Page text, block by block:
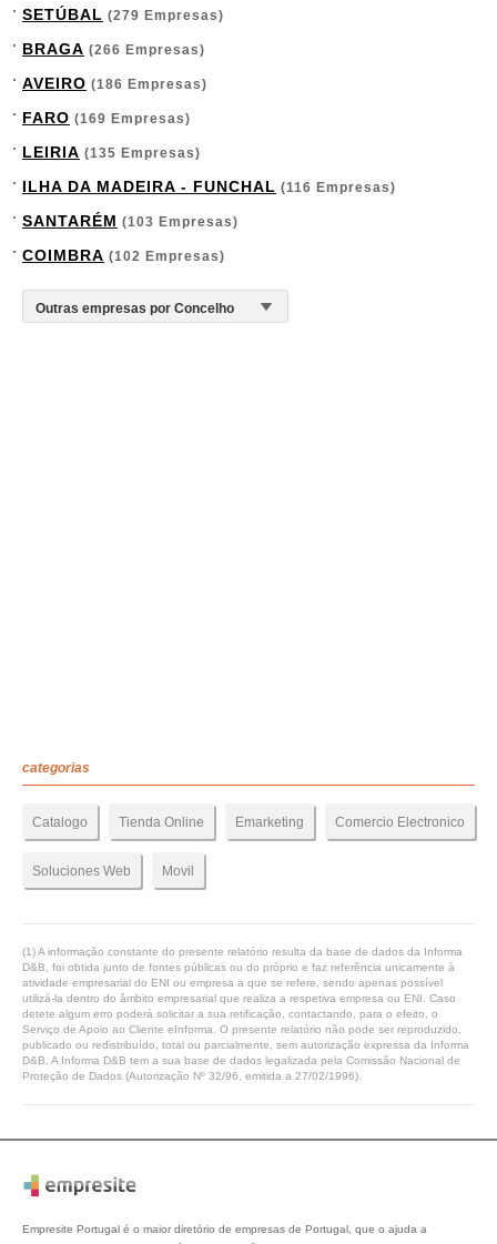
SETÚBAL (279 Empresas)
BRAGA (266 Empresas)
AVEIRO (186 Empresas)
FARO (169 Empresas)
LEIRIA (135 Empresas)
ILHA DA MADEIRA - FUNCHAL (116 Empresas)
SANTARÉM (103 Empresas)
COIMBRA (102 Empresas)
categorias
Catalogo Tienda Online Emarketing Comercio Electronico
Soluciones Web Movil
(1) A informação constante do presente relatório resulta da base de dados da Informa
D&B, foi obtida junto de fontes públicas ou do próprio e faz referência unicamente à
atividade empresarial do ENI ou empresa a que se refere, sendo apenas possível
utilizá-la dentro do âmbito empresarial que realiza a respetiva empresa ou ENI. Caso
detete algum erro poderá solicitar a sua retificação, contactando, para o efeito, o
Serviço de Apoio ao Cliente eInforma. O presente relatório não pode ser reproduzido,
publicado ou redistribuído, total ou parcialmente, sem autorização expressa da Informa
D&B. A Informa D&B tem a sua base de dados legalizada pela Comissão Nacional de
Proteção de Dados (Autorização Nº 32/96, emitida a 27/02/1996).
Empresite Portugal é o maior diretório de empresas de Portugal, que o ajuda a